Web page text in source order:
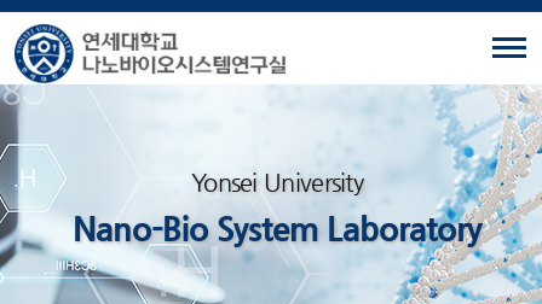
Yonsei University
Nano-Bio System Laboratory